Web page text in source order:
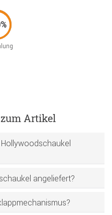
Artikel
angeliefert?